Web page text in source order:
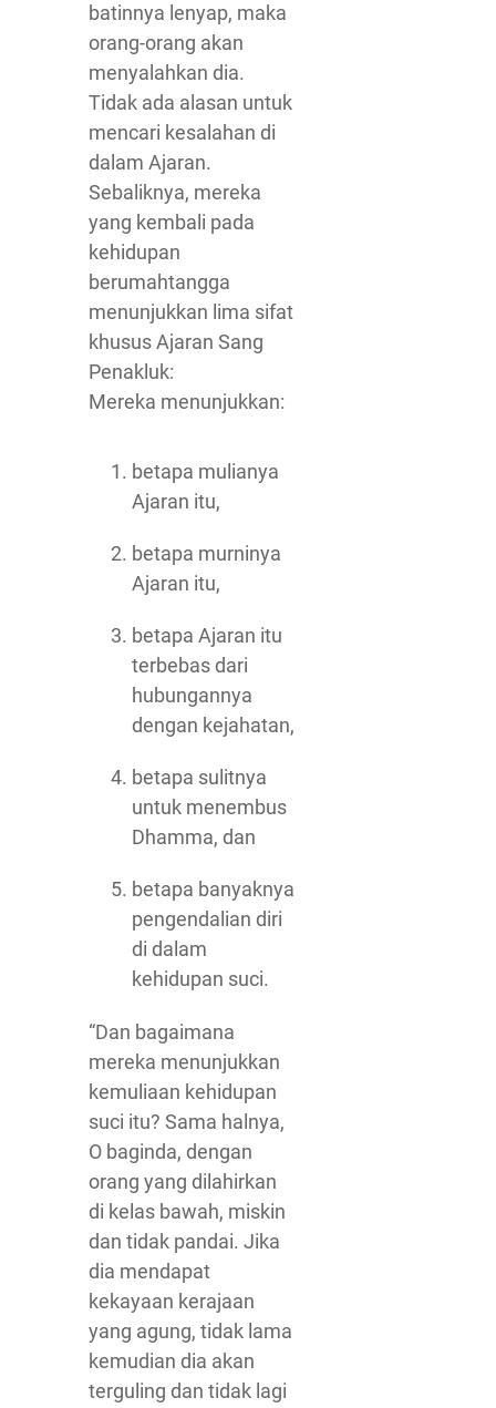
batinnya lenyap, maka
orang-orang akan
menyalahkan dia.
Tidak ada alasan untuk
mencari kesalahan di
dalam Ajaran.
Sebaliknya, mereka
yang kembali pada
kehidupan
berumahtangga
menunjukkan lima sifat
khusus Ajaran Sang
Penakluk:
Mereka menunjukkan:
betapa mulianya
Ajaran itu,
betapa murninya
Ajaran itu,
betapa Ajaran itu
terbebas dari
hubungannya
dengan kejahatan,
betapa sulitnya
untuk menembus
Dhamma, dan
betapa banyaknya
pengendalian diri
di dalam
kehidupan suci.
“Dan bagaimana
mereka menunjukkan
kemuliaan kehidupan
suci itu? Sama halnya,
O baginda, dengan
orang yang dilahirkan
di kelas bawah, miskin
dan tidak pandai. Jika
dia mendapat
kekayaan kerajaan
yang agung, tidak lama
kemudian dia akan
terguling dan tidak lagi